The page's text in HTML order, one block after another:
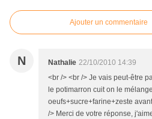
Ajouter un commentaire
N Nathalie 22/10/2010 14:39
<br /> <br /> Je vais peut-être
le potimarron cuit on le
oeufs+sucre+farine+zeste
/> Merci de votre réponse,